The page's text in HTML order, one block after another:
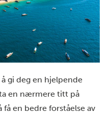
gi deg en hjelpende
en nærmere titt på
en bedre forståelse av